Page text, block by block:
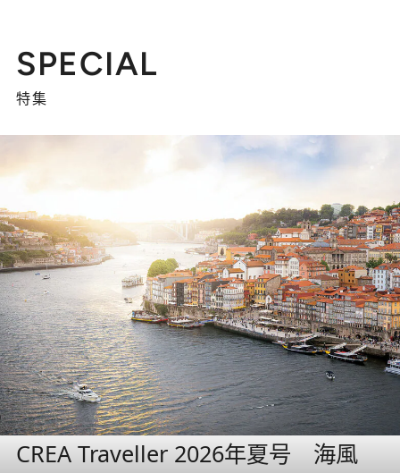
SPECIAL
特集
CREA Traveller 2026年夏号 海風